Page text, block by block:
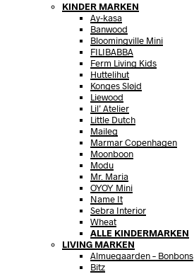
KINDER MARKEN
Ay-kasa
Banwood
Bloomingville Mini
FILIBABBA
Ferm Living Kids
Huttelihut
Konges Sløjd
Liewood
Lil’ Atelier
Little Dutch
Maileg
Marmar Copenhagen
Moonboon
Modu
Mr. Maria
OYOY Mini
Name It
Sebra Interior
Wheat
ALLE KINDERMARKEN
LIVING MARKEN
Almuegaarden – Bonbons
Bitz